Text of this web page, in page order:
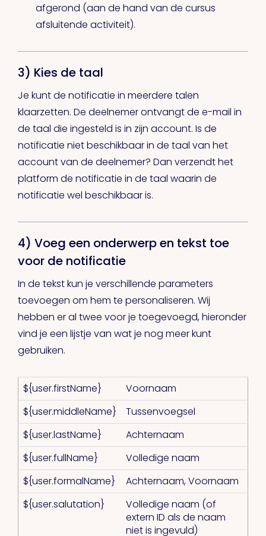
afgerond (aan de hand van de cursus
afsluitende activiteit).
3) Kies de taal
Je kunt de notificatie in meerdere talen
klaarzetten. De deelnemer ontvangt de e-mail in
de taal die ingesteld is in zijn account. Is de
notificatie niet beschikbaar in de taal van het
account van de deelnemer? Dan verzendt het
platform de notificatie in de taal waarin de
notificatie wel beschikbaar is.
4) Voeg een onderwerp en tekst toe
voor de notificatie
In de tekst kun je verschillende parameters
toevoegen om hem te personaliseren. Wij
hebben er al twee voor je toegevoegd, hieronder
vind je een lijstje van wat je nog meer kunt
gebruiken.
${user.firstName}
Voornaam
${user.middleName}
Tussenvoegsel
${user.lastName}
Achternaam
${user.fullName}
Volledige naam
${user.formalName}
Achternaam, Voornaam
${user.salutation}
Volledige naam (of
extern ID als de naam
niet is ingevuld)